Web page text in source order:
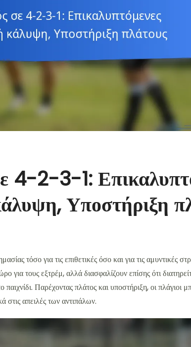
4-2-3-1:
Υποστήριξη
τόσο για τις επιθετικές όσο και για τις αμυντικές
για τους εξτρέμ, αλλά διασφαλίζουν επίσης ότι
Παρέχοντας πλάτος και υποστήριξη, οι πλάγιοι
στις απειλές των αντιπάλων.